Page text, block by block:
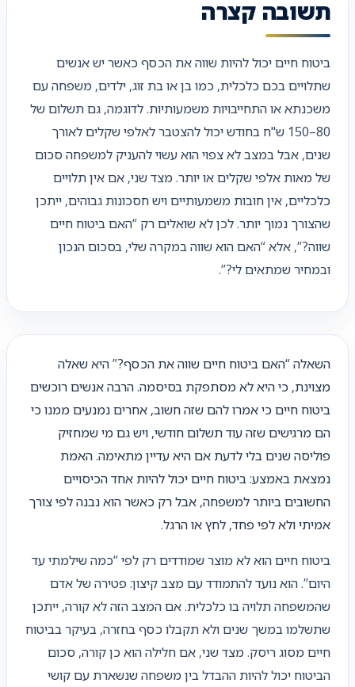
תשובה קצרה
ביטוח חיים יכול להיות שווה את הכסף כאשר יש אנשים
שתלויים בכם כלכלית, כמו בן או בת זוג, ילדים, משפחה עם
משכנתא או התחייבויות משמעותיות. לדוגמה, גם תשלום של
80–150 ש"ח בחודש יכול להצטבר לאלפי שקלים לאורך
שנים, אבל במצב לא צפוי הוא עשוי להעניק למשפחה סכום
של מאות אלפי שקלים או יותר. מצד שני, אם אין תלויים
כלכליים, אין חובות משמעותיים ויש חסכונות גבוהים, ייתכן
שהצורך נמוך יותר. לכן לא שואלים רק “האם ביטוח חיים
שווה?”, אלא “האם הוא שווה במקרה שלי, בסכום הנכון
ובמחיר שמתאים לי?”.
השאלה “האם ביטוח חיים שווה את הכסף?” היא שאלה
מצוינת, כי היא לא מסתפקת בסיסמה. הרבה אנשים רוכשים
ביטוח חיים כי אמרו להם שזה חשוב, אחרים נמנעים ממנו כי
הם מרגישים שזה עוד תשלום חודשי, ויש גם מי שמחזיק
פוליסה שנים בלי לדעת אם היא עדיין מתאימה. האמת
נמצאת באמצע: ביטוח חיים יכול להיות אחד הכיסויים
החשובים ביותר למשפחה, אבל רק כאשר הוא נבנה לפי צורך
אמיתי ולא לפי פחד, לחץ או הרגל.
ביטוח חיים הוא לא מוצר שמודדים רק לפי “כמה שילמתי עד
היום”. הוא נועד להתמודד עם מצב קיצון: פטירה של אדם
שהמשפחה תלויה בו כלכלית. אם המצב הזה לא קורה, ייתכן
שתשלמו במשך שנים ולא תקבלו כסף בחזרה, בעיקר בביטוח
חיים מסוג ריסק. מצד שני, אם חלילה הוא כן קורה, סכום
הביטוח יכול להיות ההבדל בין משפחה שנשארת עם קושי